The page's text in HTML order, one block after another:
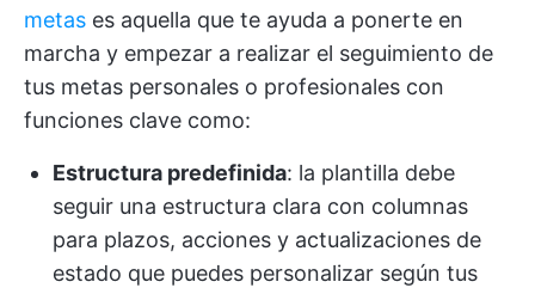
metas es aquella que te ayuda a ponerte en
marcha y empezar a realizar el seguimiento de
tus metas personales o profesionales con
funciones clave como:
Estructura predefinida: la plantilla debe
seguir una estructura clara con columnas
para plazos, acciones y actualizaciones de
estado que puedes personalizar según tus